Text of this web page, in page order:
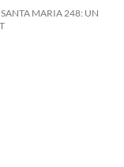
MARIA 248: UN